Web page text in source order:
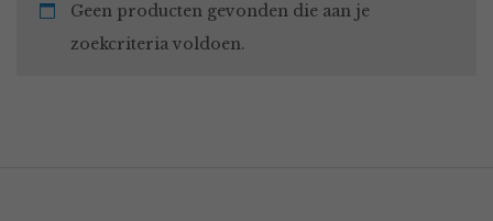
Geen producten gevonden die aan je
zoekcriteria voldoen.